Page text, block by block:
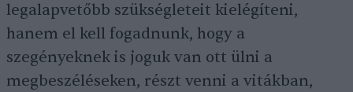
legalapvetőbb szükségleteit kielégíteni,
hanem el kell fogadnunk, hogy a
szegényeknek is joguk van ott ülni a
megbeszéléseken, részt venni a vitákban,